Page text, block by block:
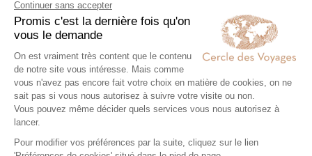
CIRCUIT ACCOMPAGNÉ
Le Caire et le Nil en dahabieh haut de gamme
10 jours - À partir de 4500 €/pers
Caire - Louxor - Assouan - Le Nil - Pyramides de
Gizeh et nécropole de Saqqarah - Abou Simbel -